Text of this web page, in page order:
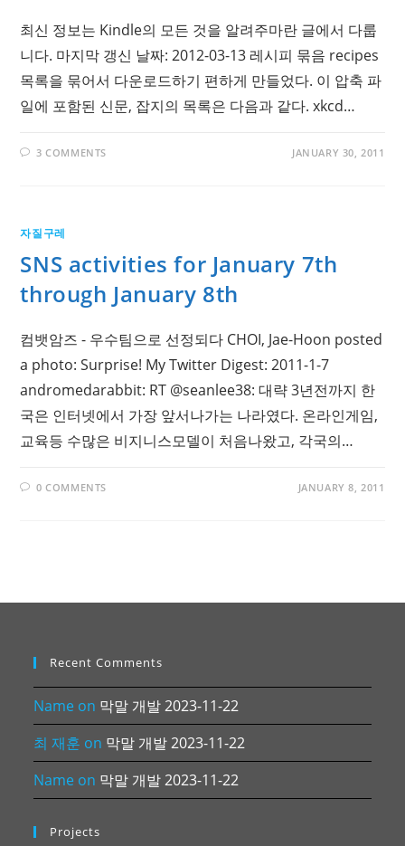
최신 정보는 Kindle의 모든 것을 알려주마란 글에서 다룹
니다. 마지막 갱신 날짜: 2012-03-13 레시피 묶음 recipes
목록을 묶어서 다운로드하기 편하게 만들었다. 이 압축 파
일에 포함된 신문, 잡지의 목록은 다음과 같다. xkcd…
3 COMMENTS JANUARY 30, 2011
자질구레
SNS activities for January 7th
through January 8th
컴뱃암즈 - 우수팀으로 선정되다 CHOI, Jae-Hoon posted
a photo: Surprise! My Twitter Digest: 2011-1-7
andromedarabbit: RT @seanlee38: 대략 3년전까지 한
국은 인터넷에서 가장 앞서나가는 나라였다. 온라인게임,
교육등 수많은 비지니스모델이 처음나왔고, 각국의…
0 COMMENTS JANUARY 8, 2011
Recent Comments
Name on 막말 개발 2023-11-22
최 재훈 on 막말 개발 2023-11-22
Name on 막말 개발 2023-11-22
Projects